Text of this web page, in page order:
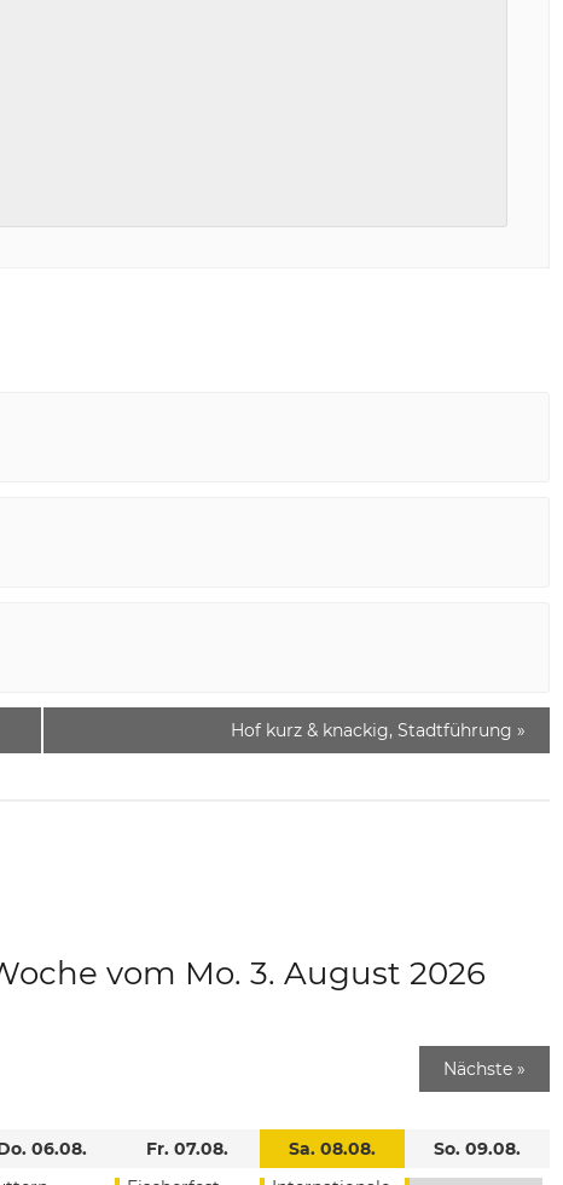
Hof kurz & knackig, Stadtführung »
vom Mo. 3. August 2026
Nächste »
06.08.
Fr. 07.08.
Sa. 08.08.
So. 09.08.